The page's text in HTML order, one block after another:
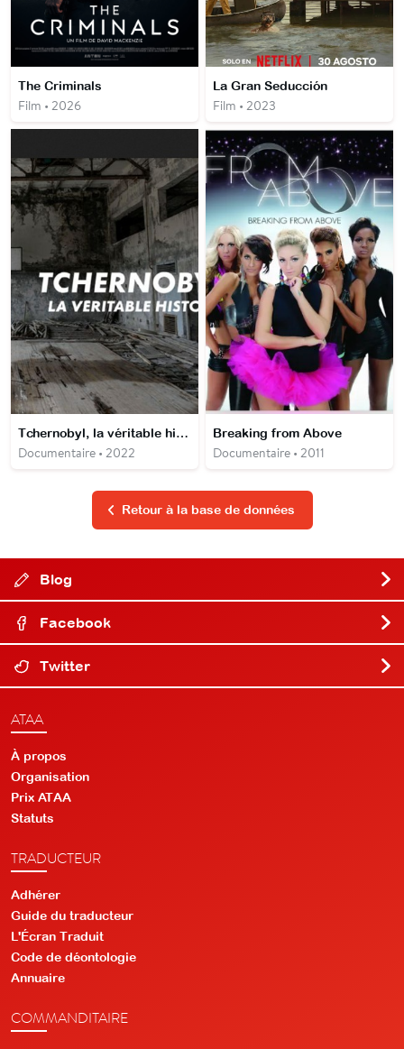
The Criminals
Film • 2026
La Gran Seducción
Film • 2023
Tchernobyl, la véritable histoire
Documentaire • 2022
Breaking from Above
Documentaire • 2011
Retour à la base de données
Blog
Facebook
Twitter
ATAA
À propos
Organisation
Prix ATAA
Statuts
TRADUCTEUR
Adhérer
Guide du traducteur
L'Écran Traduit
Code de déontologie
Annuaire
COMMANDITAIRE